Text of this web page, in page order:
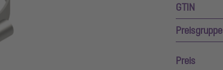
GTIN
Preisgruppe
Preis